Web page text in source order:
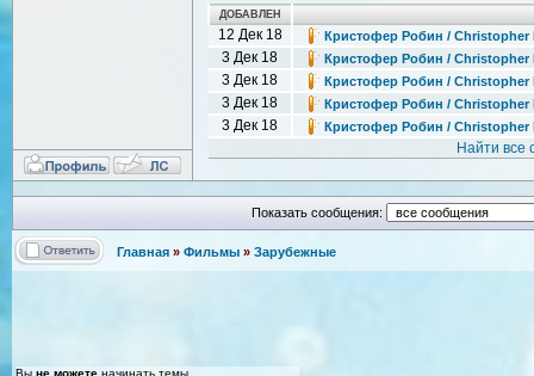
ДОБАВЛЕН
12 Дек 18 Кристофер Робин / Christopher
3 Дек 18 Кристофер Робин / Christopher
3 Дек 18 Кристофер Робин / Christopher
3 Дек 18 Кристофер Робин / Christopher
3 Дек 18 Кристофер Робин / Christopher
Найти все
Показать сообщения:
Главная » Фильмы » Зарубежные
Вы не можете начинать темы